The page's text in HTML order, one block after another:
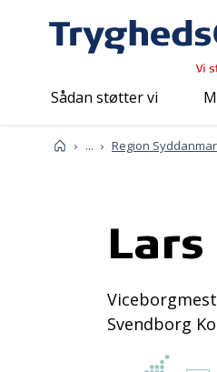
Sådan støtter vi
Forside
...
Om os
Mød os
Repræsentanter
Region
Svendborg